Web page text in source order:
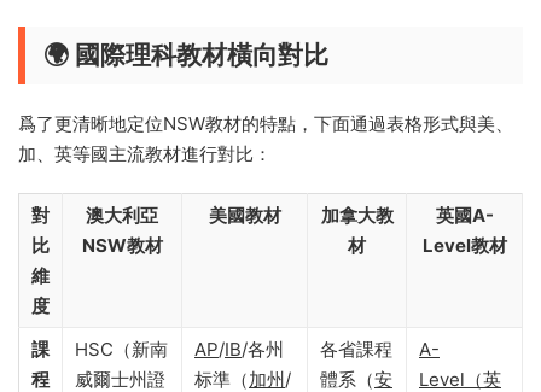
🌍 國際理科教材橫向對比
爲了更清晰地定位NSW教材的特點，下面通過表格形式與美、
加、英等國主流教材進行對比：
對
比
維
度
澳大利亞
NSW教材
美國教材
加拿大教
材
英國A-
Level教材
課
程
HSC（新南
威爾士州證
AP/IB/各州
标準（加州/
各省課程
體系（安
A-
Level（英